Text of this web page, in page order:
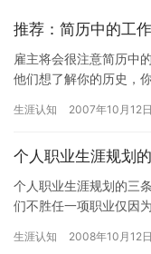
推荐：简历中的工
雇主将会很注意简历中
他们想了解你的历史，
些？…
生涯认知 2007年10月12日
个人职业生涯规划
个人职业生涯规划的三
们不胜任一项职业仅因
糕…
生涯认知 2008年10月12日